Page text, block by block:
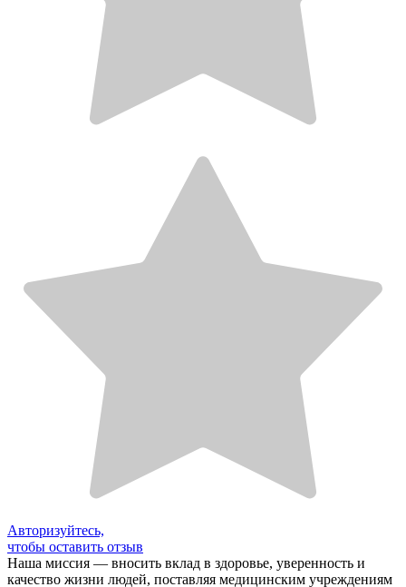
Авторизуйтесь,
чтобы оставить отзыв
Наша миссия — вносить вклад в здоровье, уверенность и
качество жизни людей, поставляя медицинским учреждениям